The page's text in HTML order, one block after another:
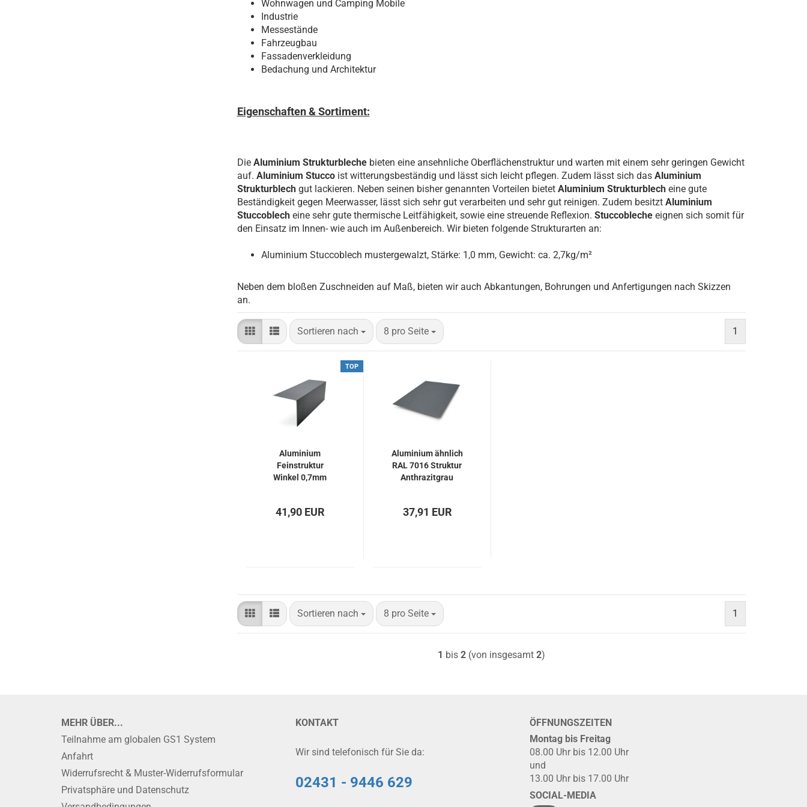
Edelstahl
Stahl verzinkt glatt RAL
nasslackiert
Stahl verzinkt ohne
Schutzfolie
Wohnwagen und Camping Mobile
Industrie
Messestände
Fahrzeugbau
Fassadenverkleidung
Bedachung und Architektur
Eigenschaften & Sortiment:
Die Aluminium Strukturblechebieten eine ansehnliche Oberflächenstruktur und warten mit einem sehr geringen Gewicht
auf. Aluminium Stuccoist witterungsbeständig und lässt sich leicht pflegen. Zudem lässt sich das Aluminium
Strukturblechgut lackieren. Neben seinen bisher genannten Vorteilen bietet Aluminium Strukturblecheine gute
Beständigkeit gegen Meerwasser, lässt sich sehr gut verarbeiten und sehr gut reinigen. Zudem besitzt Aluminium
Stuccoblecheine sehr gute thermische Leitfähigkeit, sowie eine streuende Reflexion. Stuccoblecheeignen sich somit für
den Einsatz im Innen- wie auch im Außenbereich. Wir bieten folgende Strukturarten an:
Aluminium Stuccoblech mustergewalzt, Stärke: 1,0 mm, Gewicht: ca. 2,7kg/m²
Neben dem bloßen Zuschneiden auf Maß, bieten wir auch Abkantungen, Bohrungen und Anfertigungen nach Skizzen
an.
Sortieren nach
Sortieren nach 8 pro Seite
pro Seite 1
TOP
Aluminium
Feinstruktur
Winkel 0,7mm
ähnlich RAL 7016
41,90 EUR
Aluminium ähnlich
RAL 7016 Struktur
Anthrazitgrau
37,91 EUR
Sortieren nach
Sortieren nach 8 pro Seite
pro Seite 1
1 bis 2(von insgesamt 2)
MEHR ÜBER...
Teilnahme am globalen GS1 System
Anfahrt
Widerrufsrecht & Muster-Widerrufsformular
Privatsphäre und Datenschutz
KONTAKT
Wir sind telefonisch für Sie da:
02431 - 9446 629
ÖFFNUNGSZEITEN
Montag bis Freitag
08.00 Uhr bis 12.00 Uhr
und
13.00 Uhr bis 17.00 Uhr
SOCIAL-MEDIA